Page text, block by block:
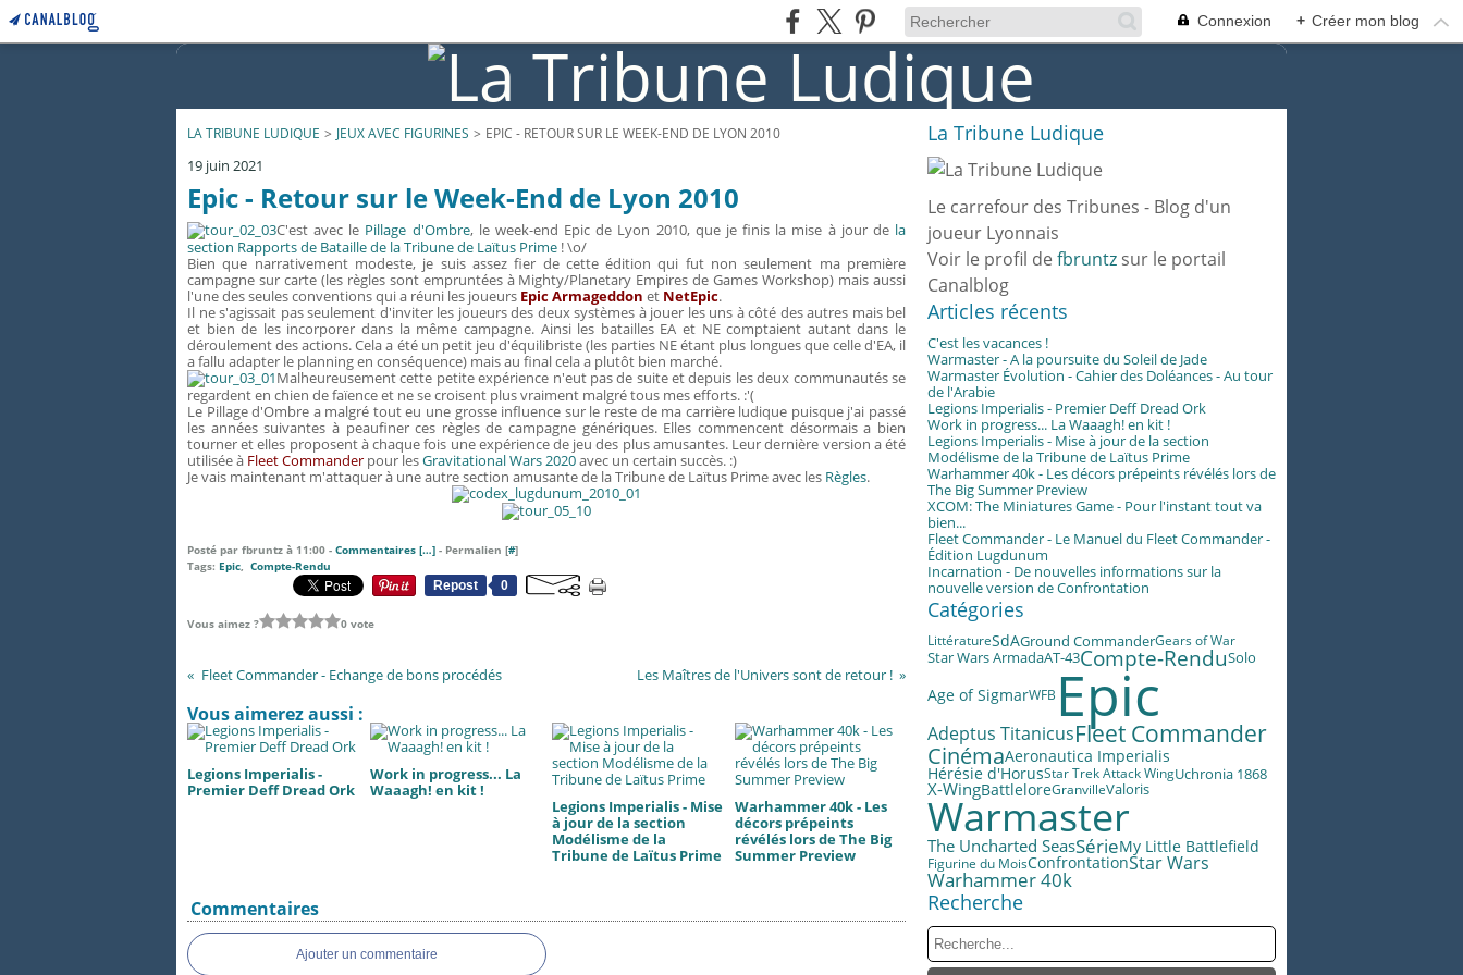
Connexion + Créer mon blog
LA TRIBUNE LUDIQUE > JEUX AVEC FIGURINES > EPIC - RETOUR SUR LE WEEK-END DE LYON 2010
19 juin 2021
Epic - Retour sur le Week-End de Lyon 2010
C'est avec le Pillage d'Ombre, le week-end Epic de Lyon 2010, que je finis la mise à jour de la
section Rapports de Bataille de la Tribune de Laïtus Prime ! \o/
Bien que narrativement modeste, je suis assez fier de cette édition qui fut non seulement ma première
campagne sur carte (les règles sont empruntées à Mighty/Planetary Empires de Games Workshop) mais aussi
l'une des seules conventions qui a réuni les joueurs Epic Armageddon et NetEpic.
Il ne s'agissait pas seulement d'inviter les joueurs des deux systèmes à jouer les uns à côté des autres mais bel
et bien de les incorporer dans la même campagne. Ainsi les batailles EA et NE comptaient autant dans le
déroulement des actions. Cela a été un petit jeu d'équilibriste (les parties NE étant plus longues que celle d'EA, il
a fallu adapter le planning en conséquence) mais au final cela a plutôt bien marché.
Malheureusement cette petite expérience n'eut pas de suite et depuis les deux communautés se
regardent en chien de faïence et ne se croisent plus vraiment malgré tous mes efforts. :'(
Le Pillage d'Ombre a malgré tout eu une grosse influence sur le reste de ma carrière ludique puisque j'ai passé
les années suivantes à peaufiner ces règles de campagne génériques. Elles commencent désormais a bien
tourner et elles proposent à chaque fois une expérience de jeu des plus amusantes. Leur dernière version a été
utilisée à Fleet Commander pour lesGravitational Wars 2020avec un certain succès. :)
Je vais maintenant m'attaquer à une autre section amusante de la Tribune de Laïtus Prime avec les Règles.
Posté par fbruntz à 11:00 - Commentaires […] - Permalien [#]
Tags: Epic, Compte-Rendu
Repost
0
Vous aimez ? 0 vote
Fleet Commander - Echange de bons procédés Les Maîtres de l'Univers sont de retour !
Vous aimerez aussi :
Legions Imperialis -
Premier Deff Dread Ork
Work in progress... La
Waaagh! en kit !
Legions Imperialis - Mise
à jour de la section
Modélisme de la
Tribune de Laïtus Prime
Warhammer 40k - Les
décors prépeints
révélés lors de The Big
Summer Preview
Commentaires
Ajouter un commentaire
La Tribune Ludique
Le carrefour des Tribunes - Blog d'un
joueur Lyonnais
Voir le profil de fbruntz sur le portail
Canalblog
Articles récents
C'est les vacances !
Warmaster - A la poursuite du Soleil de Jade
Warmaster Évolution - Cahier des Doléances - Au tour
de l'Arabie
Legions Imperialis - Premier Deff Dread Ork
Work in progress... La Waaagh! en kit !
Legions Imperialis - Mise à jour de la section
Modélisme de la Tribune de Laïtus Prime
Warhammer 40k - Les décors prépeints révélés lors de
The Big Summer Preview
XCOM: The Miniatures Game - Pour l'instant tout va
bien...
Fleet Commander - Le Manuel du Fleet Commander -
Édition Lugdunum
Incarnation - De nouvelles informations sur la
nouvelle version de Confrontation
Catégories
LittératureSdAGround CommanderGears of War
Star Wars ArmadaAT-43Compte-RenduSolo
Age of SigmarWFB Epic
Adeptus TitanicusFleet Commander
CinémaAeronautica Imperialis
Hérésie d'HorusStar Trek Attack WingUchronia 1868
X-WingBattleloreGranvilleValoris
Warmaster
The Uncharted SeasSérieMy Little Battlefield
Figurine du MoisConfrontationStar Wars
Warhammer 40k
Recherche